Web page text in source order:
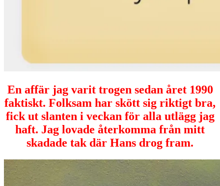
En affär jag varit trogen sedan året 1990
faktiskt. Folksam har skött sig riktigt bra,
fick ut slanten i veckan för alla utlägg jag
haft. Jag lovade återkomma från mitt
skadade tak där Hans drog fram.